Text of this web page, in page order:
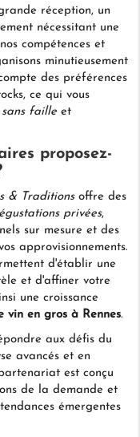
réception, un
nécessitant une
compétences et
minutieusement
des préférences
ce qui vous
sans failleet
proposez-
& Traditionsoffre des
privées,
sur mesure et des
approvisionnements.
d'établir une
et d'affiner votre
une croissance
vin en gros à Rennes.
aux défis du
avancés et en
est conçu
de la demande et
émergentes